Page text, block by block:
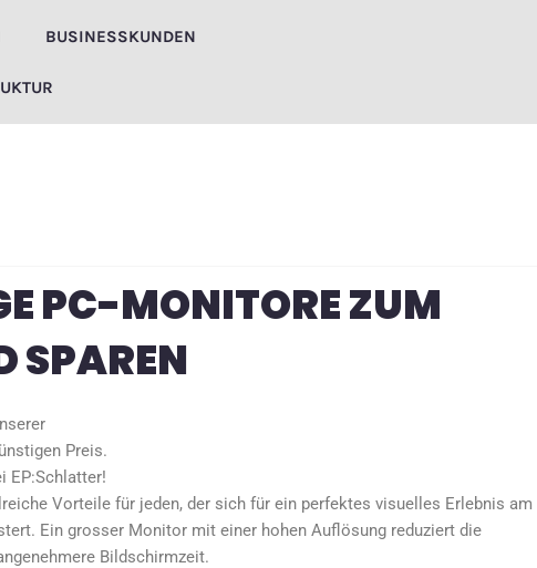
BUSINESSKUNDEN
PC-MONITORE ZUM
SPAREN
Preis.
EP:Schlatter!
Vorteile für jeden, der sich für ein perfektes visuelles Erlebnis am
Ein grosser Monitor mit einer hohen Auflösung reduziert die
Bildschirmzeit.